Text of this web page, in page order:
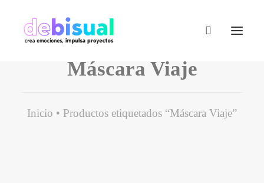
Máscara Viaje
Inicio Productos etiquetados “Máscara Viaje”